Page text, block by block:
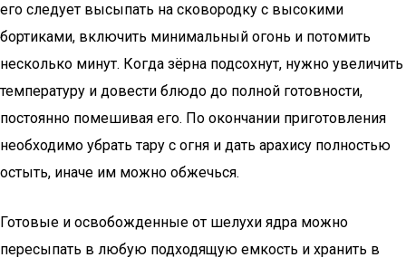
его следует высыпать на сковородку с высокими
бортиками, включить минимальный огонь и потомить
несколько минут. Когда зёрна подсохнут, нужно увеличить
температуру и довести блюдо до полной готовности,
постоянно помешивая его. По окончании приготовления
необходимо убрать тару с огня и дать арахису полностью
остыть, иначе им можно обжечься.
Готовые и освобожденные от шелухи ядра можно
пересыпать в любую подходящую емкость и хранить в